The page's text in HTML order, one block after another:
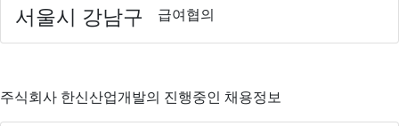
서울시 강남구 급여협의
주식회사 한신산업개발의 진행중인 채용정보